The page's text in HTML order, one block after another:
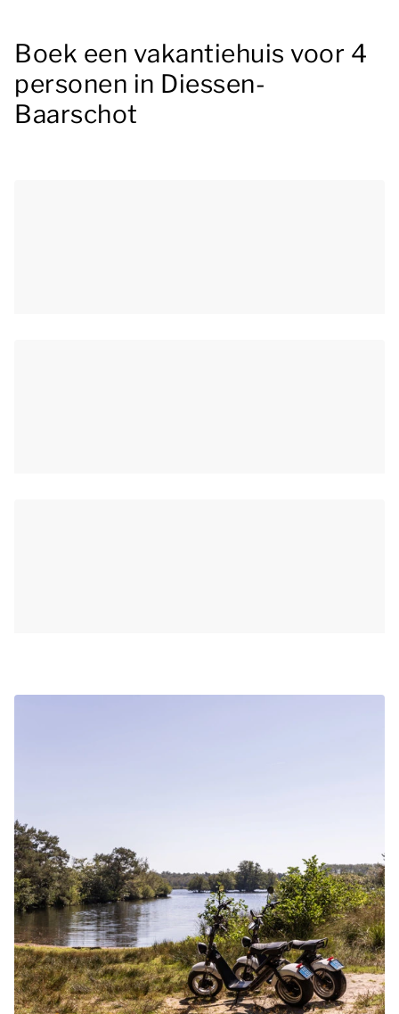
Boek een vakantiehuis voor 4
personen in Diessen-
Baarschot